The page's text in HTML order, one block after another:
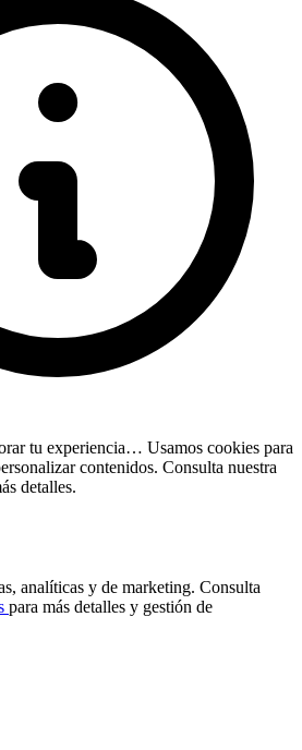
tu experiencia… Usamos cookies para
contenidos. Consulta nuestra
detalles.
analíticas y de marketing. Consulta
para más detalles y gestión de